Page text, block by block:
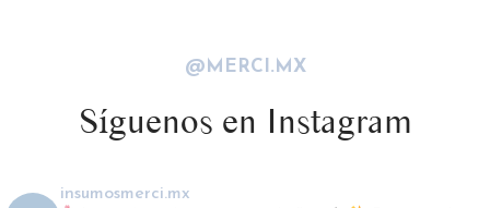
@MERCI.MX
Síguenos en Instagram
insumosmerci.mx